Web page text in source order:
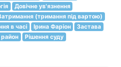
Довічне ув'язнення
(тримання під вартою)
в часі Ірина Фаріон
Застава
Рішення суду